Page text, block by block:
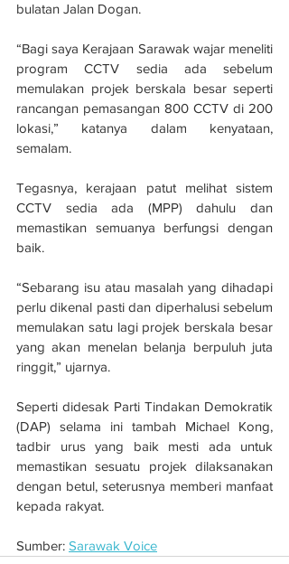
bulatan Jalan Dogan.
“Bagi saya Kerajaan Sarawak wajar meneliti
program CCTV sedia ada sebelum
memulakan projek berskala besar seperti
rancangan pemasangan 800 CCTV di 200
lokasi,” katanya dalam kenyataan,
semalam.
Tegasnya, kerajaan patut melihat sistem
CCTV sedia ada (MPP) dahulu dan
memastikan semuanya berfungsi dengan
baik.
“Sebarang isu atau masalah yang dihadapi
perlu dikenal pasti dan diperhalusi sebelum
memulakan satu lagi projek berskala besar
yang akan menelan belanja berpuluh juta
ringgit,” ujarnya.
Seperti didesak Parti Tindakan Demokratik
(DAP) selama ini tambah Michael Kong,
tadbir urus yang baik mesti ada untuk
memastikan sesuatu projek dilaksanakan
dengan betul, seterusnya memberi manfaat
kepada rakyat.
Sumber: Sarawak Voice